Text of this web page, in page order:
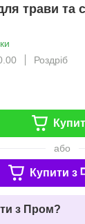
трави та
Роздріб
або
Купити з
з Пром?